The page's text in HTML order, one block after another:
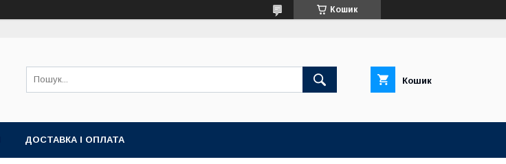
Кошик
Кошик
ДОСТАВКА І ОПЛАТА